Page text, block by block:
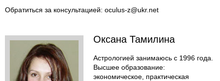
Обратиться за консультацией: oculus-z@ukr.net
Оксана Тамилина
Астрологией занимаюсь с 1996 года.
Высшее образование:
экономическое, практическая